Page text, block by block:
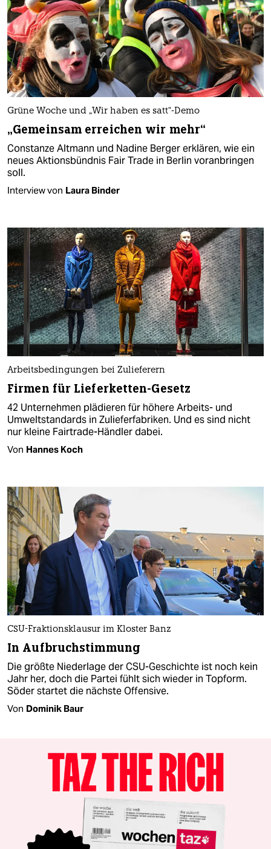
Grüne Woche und „Wir haben es satt“-Demo
„Gemeinsam erreichen wir mehr“
Constanze Altmann und Nadine Berger erklären, wie ein
neues Aktionsbündnis Fair Trade in Berlin voranbringen
soll.
Interview von Laura Binder
Arbeitsbedingungen bei Zulieferern
Firmen für Lieferketten-Gesetz
42 Unternehmen plädieren für höhere Arbeits- und
Umweltstandards in Zulieferfabriken. Und es sind nicht
nur kleine Fairtrade-Händler dabei.
Von Hannes Koch
CSU-Fraktionsklausur im Kloster Banz
In Aufbruchstimmung
Die größte Niederlage der CSU-Geschichte ist noch kein
Jahr her, doch die Partei fühlt sich wieder in Topform.
Söder startet die nächste Offensive.
Von Dominik Baur